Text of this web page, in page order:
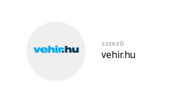
SZERZŐ
vehir.hu